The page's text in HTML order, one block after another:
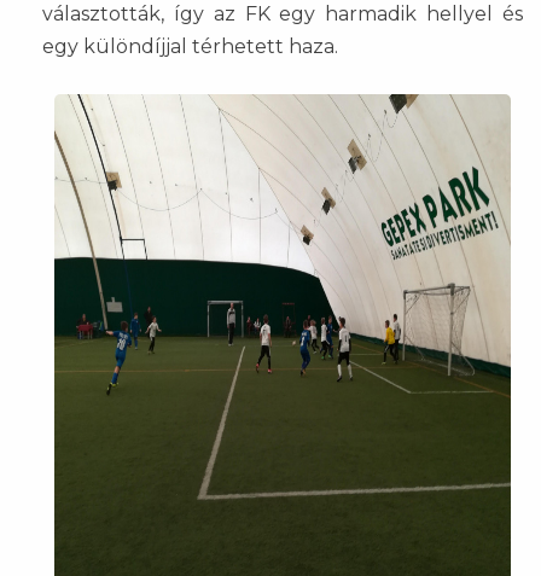
választották, így az FK egy harmadik hellyel és
egy különdíjjal térhetett haza.